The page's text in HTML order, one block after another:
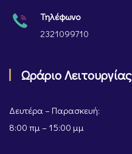
Τηλέφωνο
2321099710
Ωράριο Λειτουργίας
Δευτέρα – Παρασκευή:
8:00 πμ – 15:00 μμ